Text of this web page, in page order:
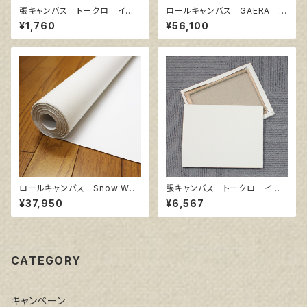
張キャンバス トークロ イエ
ロー 6号
¥1,760
ロールキャンバス GAERA F
145㎝巾×10m巻
¥56,100
ロールキャンバス Snow Whit
e SPC 206㎝巾×5m巻
¥37,950
張キャンバス トークロ イエ
ロー 20号
¥6,567
CATEGORY
キャンペーン